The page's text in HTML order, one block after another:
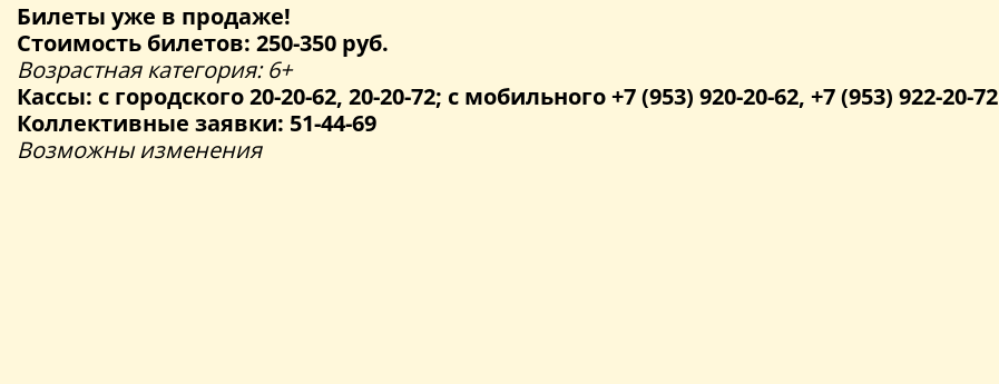
Билеты уже в продаже!
Стоимость билетов: 250-350 руб.
Возрастная категория: 6+
Кассы: с городского 20-20-62, 20-20-72; с мобильного +7 (953) 920-20-62, +7 (953) 922-20-72
Коллективные заявки: 51-44-69
Возможны изменения